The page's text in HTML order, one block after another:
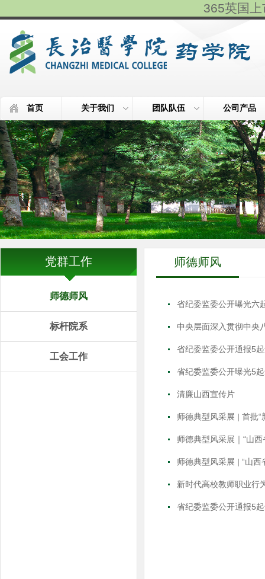
365英国
首页 关于我们 团队队伍 公司产品
党群工作
师德师风
标杆院系
工会工作
师德师风
省纪委监委公开曝光六
中央层面深入贯彻中央
省纪委监委公开通报5
省纪委监委公开曝光5
清廉山西宣传片
师德典型风采展 | 首批
师德典型风采展｜“山
师德典型风采展 | “山西
新时代高校教师职业行
省纪委监委公开通报5